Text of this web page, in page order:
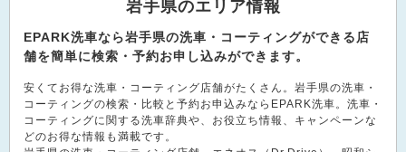
岩手県のエリア情報
EPARK洗車なら岩手県の洗車・コーティングができる店
舗を簡単に検索・予約お申し込みができます。
安くてお得な洗車・コーティング店舗がたくさん。岩手県の洗車・
コーティングの検索・比較と予約お申込みならEPARK洗車。洗車・
コーティングに関する洗車辞典や、お役立ち情報、キャンペーンな
どのお得な情報も満載です。